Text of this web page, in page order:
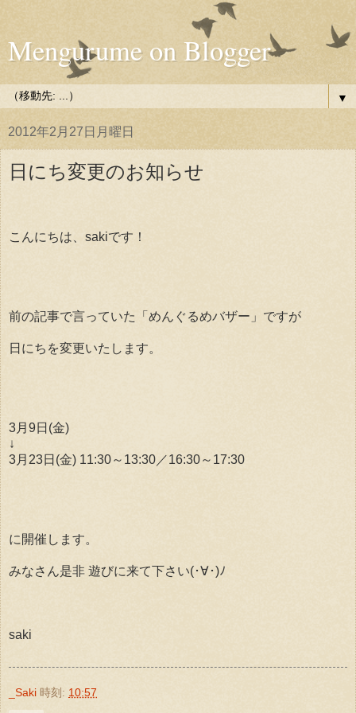
Mengurume on Blogger
▼
2012年2月27日月曜日
日にち変更のお知らせ
こんにちは、sakiです！
前の記事で言っていた「めんぐるめバザー」ですが
日にちを変更いたします。
3月9日(金)
↓
3月23日(金) 11:30～13:30／16:30～17:30
に開催します。
みなさん是非 遊びに来て下さい(･∀･)ﾉ
saki
_Saki 時刻: 10:57